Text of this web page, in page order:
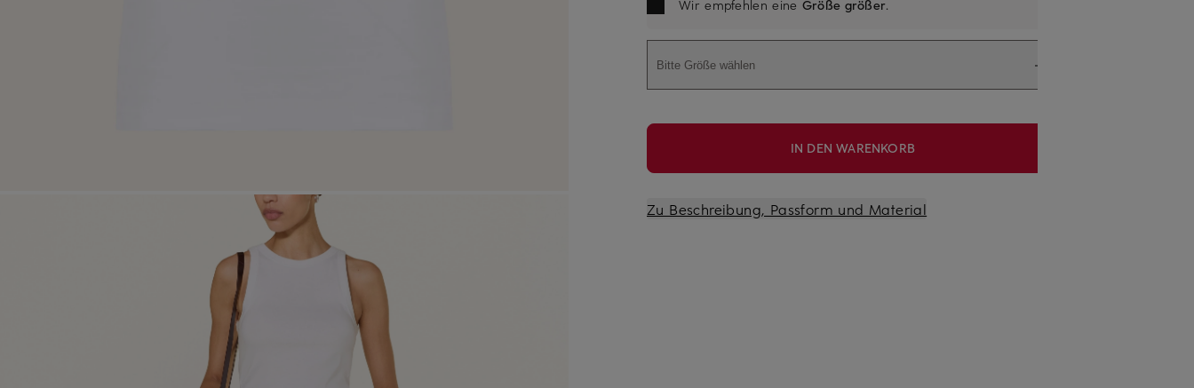
Wir empfehlen eine Größe größer.
Bitte Größe wählen
IN DEN WARENKORB
Zu Beschreibung, Passform und Material